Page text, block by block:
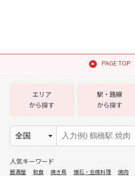
PAGE TOP
エリア
から探す
駅・路線
から探す
人気キーワード
居酒屋 和食 焼き鳥 懐石・会席料理 焼肉